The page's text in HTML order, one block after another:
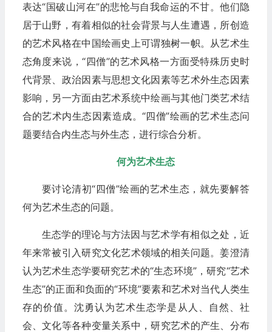
表达“国破山河在”的悲怆与自我命运的不甘。他们隐
居于山野，有着相似的社会背景与人生遭遇，所创造
的艺术风格在中国绘画史上可谓独树一帜。从艺术生
态角度来说，“四僧”的艺术风格一方面受特殊历史时
代背景、政治因素与思想文化因素等艺术外生态因素
影响，另一方面由艺术系统中绘画与其他门类艺术结
合的艺术内生态因素造成。“四僧”绘画的艺术生态问
题要结合内生态与外生态，进行综合分析。
何为艺术生态
要讨论清初“四僧”绘画的艺术生态，就先要解答
何为艺术生态的问题。
生态学的理论与方法因与艺术学有相似之处，近
年来常被引入研究文化艺术领域的相关问题。姜澄清
认为艺术生态学要研究艺术的“生态环境”，研究“艺术
生态”的正面和负面的“环境”要素和艺术对当代人类生
存的价值。沈勇认为艺术生态学是从人、自然、社
会、文化等各种变量关系中，研究艺术的产生、分布